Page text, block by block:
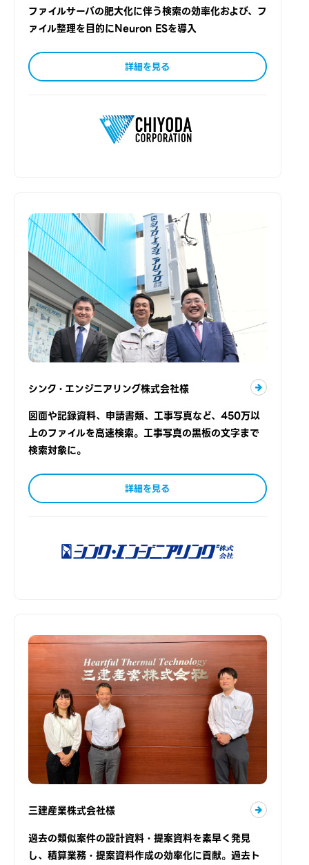
ファイルサーバの肥大化に伴う検索の効率化および、フ
ァイル整理を目的にNeuron ESを導入
詳細を見る
シンク・エンジニアリング株式会社様
図面や記録資料、申請書類、工事写真など、450万以
上のファイルを高速検索。工事写真の黒板の文字まで
検索対象に。
詳細を見る
三建産業株式会社様
過去の類似案件の設計資料・提案資料を素早く発見
し、積算業務・提案資料作成の効率化に貢献。過去ト